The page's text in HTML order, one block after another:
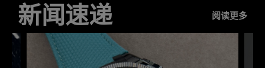
新闻速递 阅读更多